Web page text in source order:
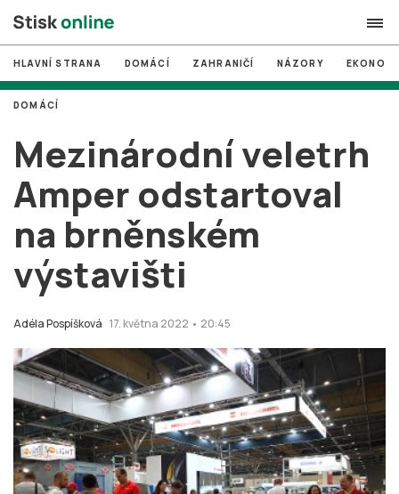
search
# MUNI
# Brno
# volby
login PŘIHLÁSIT SE
Zapomněli jste heslo?
Založit nový účet
HLAVNÍ STRANA DOMÁCÍ ZAHRANIČÍ NÁZORY
Mezinárodní veletrh
Amper odstartoval
na brněnském
výstavišti
Adéla Pospíšková 17. května 2022 • 20:45
DOMÁCÍ